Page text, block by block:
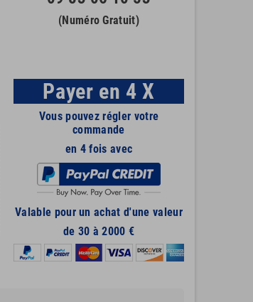
(Numéro Gratuit)
Payer en 4 X
Vous pouvez régler votre
commande
en 4 fois avec
Valable pour un achat d'une valeur
de 30 à 2000 €